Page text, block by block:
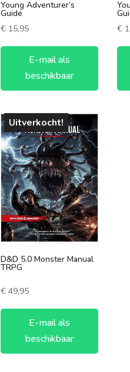
5 spelers
Young Adventurer’s
Guide
€15,95
E-mail als
beschikbaar
€
Uitverkocht!
D&D 5.0 Monster Manual
TRPG
€49,95
E-mail als
beschikbaar